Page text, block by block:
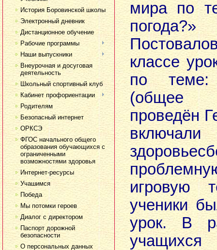
История Боровинской школы
Электронный дневник
Дистанционное обучение
Рабочие программы
Наши выпускники
Внеурочная и досуговая
деятельность
Школьный спортивный клуб
Кабинет профориентации
Родителям
Безопасный интернет
ОРКСЭ
ФГОС начального общего
образования обучающихся с
ограниченными
возможностями здоровья
Интернет-ресурсы
Учашимся
Победа
Мы потомки героев
Диалог с директором
Паспорт дорожной
безопасности
О персональных данных
мира по
классе
по теме:
(общее
проведён
игровую
ученики
урок. В